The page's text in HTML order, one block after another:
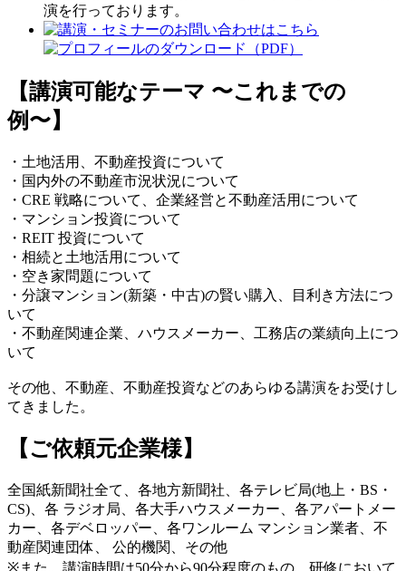
演を行っております。
【講演可能なテーマ 〜これまでの
例〜】
・土地活用、不動産投資について
・国内外の不動産市況状況について
・CRE 戦略について、企業経営と不動産活用について
・マンション投資について
・REIT 投資について
・相続と土地活用について
・空き家問題について
・分譲マンション(新築・中古)の賢い購入、目利き方法につ
いて
・不動産関連企業、ハウスメーカー、工務店の業績向上につ
いて
その他、不動産、不動産投資などのあらゆる講演をお受けし
てきました。
【ご依頼元企業様】
全国紙新聞社全て、各地方新聞社、各テレビ局(地上・BS・
CS)、各 ラジオ局、各大手ハウスメーカー、各アパートメー
カー、各デベロッパー、各ワンルーム マンション業者、不
動産関連団体、 公的機関、その他